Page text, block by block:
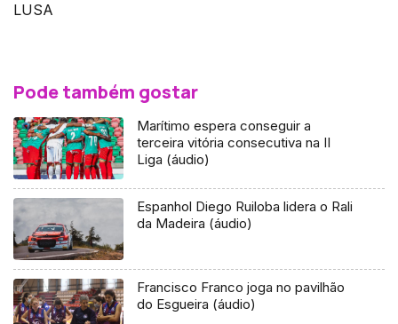
LUSA
Pode também gostar
Marítimo espera conseguir a
terceira vitória consecutiva na II
Liga (áudio)
Espanhol Diego Ruiloba lidera o Rali
da Madeira (áudio)
Francisco Franco joga no pavilhão
do Esgueira (áudio)